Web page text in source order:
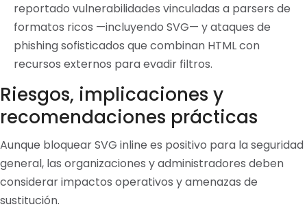
reportado vulnerabilidades vinculadas a parsers de
formatos ricos —incluyendo SVG— y ataques de
phishing sofisticados que combinan HTML con
recursos externos para evadir filtros.
Riesgos, implicaciones y
recomendaciones prácticas
Aunque bloquear SVG inline es positivo para la seguridad
general, las organizaciones y administradores deben
considerar impactos operativos y amenazas de
sustitución.